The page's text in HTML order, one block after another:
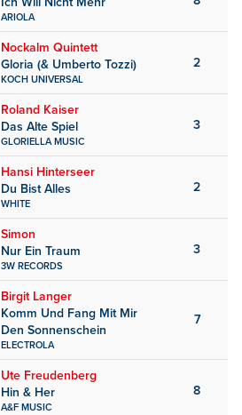
ARIOLA
Nockalm Quintett
Gloria (& Umberto Tozzi)
KOCH UNIVERSAL
2
Roland Kaiser
Das Alte Spiel
GLORIELLA MUSIC
3
Hansi Hinterseer
Du Bist Alles
WHITE
2
Simon
Nur Ein Traum
3W RECORDS
3
Birgit Langer
Komm Und Fang Mit Mir
Den Sonnenschein
ELECTROLA
7
Ute Freudenberg
Hin & Her
A&F MUSIC
8